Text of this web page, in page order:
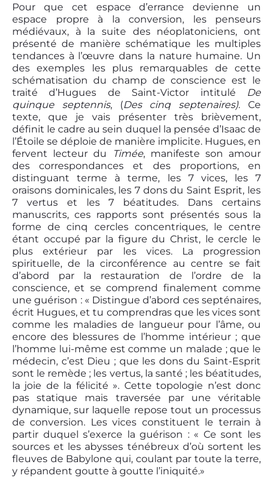
Pour que cet espace d’errance devienne un
espace propre à la conversion, les penseurs
médiévaux, à la suite des néoplatoniciens, ont
présenté de manière schématique les multiples
tendances à l’œuvre dans la nature humaine. Un
des exemples les plus remarquables de cette
schématisation du champ de conscience est le
traité d’Hugues de Saint-Victor intitulé
De
quinque septennis, (Des cinq septenaires). Ce
texte, que je vais présenter très brièvement,
définit le cadre au sein duquel la pensée d’Isaac de
l’Étoile se déploie de manière implicite. Hugues, en
fervent lecteur du
Timée, manifeste son amour
des correspondances et des proportions, en
distinguant terme à terme, les 7 vices, les 7
oraisons dominicales, les 7 dons du Saint Esprit, les
7 vertus et les 7 béatitudes. Dans certains
manuscrits, ces rapports sont présentés sous la
forme de cinq cercles concentriques, le centre
étant occupé par la figure du Christ, le cercle le
plus extérieur par les vices. La progression
spirituelle, de la circonférence au centre se fait
d’abord par la restauration de l’ordre de la
conscience, et se comprend finalement comme
une guérison : « Distingue d’abord ces septénaires,
écrit Hugues, et tu comprendras que les vices sont
comme les maladies de langueur pour l’âme, ou
encore des blessures de l’homme intérieur ; que
l’homme lui-même est comme un malade ; que le
médecin, c’est Dieu ; que les dons du Saint-Esprit
sont le remède ; les vertus, la santé ; les béatitudes,
la joie de la félicité ». Cette topologie n’est donc
pas statique mais traversée par une véritable
dynamique, sur laquelle repose tout un processus
de conversion. Les vices constituent le terrain à
partir duquel s’exerce la guérison : « Ce sont les
sources et les abysses ténébreux d’où sortent les
fleuves de Babylone qui, coulant par toute la terre,
y répandent goutte à goutte l’iniquité.»